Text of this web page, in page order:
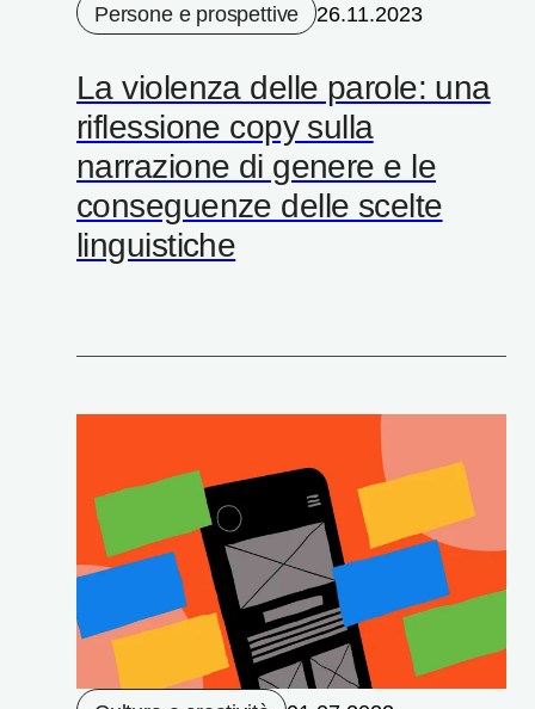
Persone e prospettive 26.11.2023
La violenza delle parole: una
riflessione copy sulla
narrazione di genere e le
conseguenze delle scelte
linguistiche